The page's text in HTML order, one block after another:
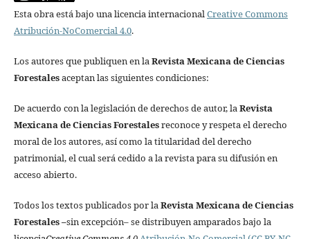
Esta obra está bajo una licencia internacionalCreative Commons
Atribución-NoComercial 4.0.
Los autores que publiquen en laRevista Mexicana de Ciencias
Forestalesaceptan las siguientes condiciones:
De acuerdo con la legislación de derechos de autor, laRevista
Mexicana de Ciencias Forestalesreconoce y respeta el derecho
moral de los autores, así como la titularidad del derecho
patrimonial, el cual será cedido a la revista para su difusión en
acceso abierto.
Todos los textos publicados por laRevista Mexicana de Ciencias
Forestales–sin excepción– se distribuyen amparados bajo la